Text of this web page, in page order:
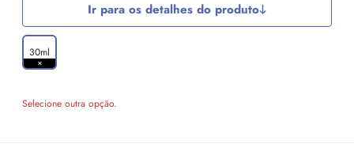
Ir para os detalhes do produto
30ml
Selecione outra opção.